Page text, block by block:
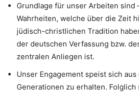
Grundlage für unser Arbeiten sind
Wahrheiten, welche über die Zeit
jüdisch-christlichen Tradition
der deutschen Verfassung bzw.
zentralen Anliegen ist.
Unser Engagement speist sich
Generationen zu erhalten.